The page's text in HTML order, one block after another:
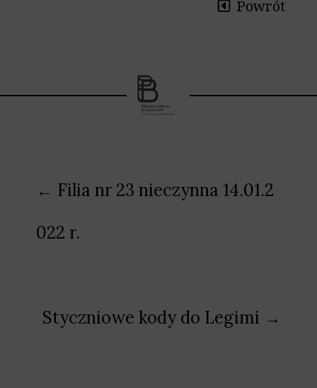
Powrót
← Filia nr 23 nieczynna 14.01.2
022 r.
Styczniowe kody do Legimi →